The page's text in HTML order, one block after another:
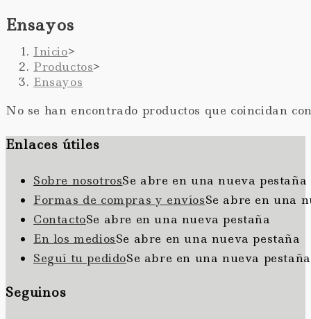
Ensayos
Inicio>
Productos>
Ensayos
No se han encontrado productos que coincidan
Enlaces útiles
Sobre nosotrosSe abre en una nueva pestaña
Formas de compras y envíosSe abre en una
ContactoSe abre en una nueva pestaña
En los mediosSe abre en una nueva pestaña
Seguí tu pedidoSe abre en una nueva pestaña
Seguinos